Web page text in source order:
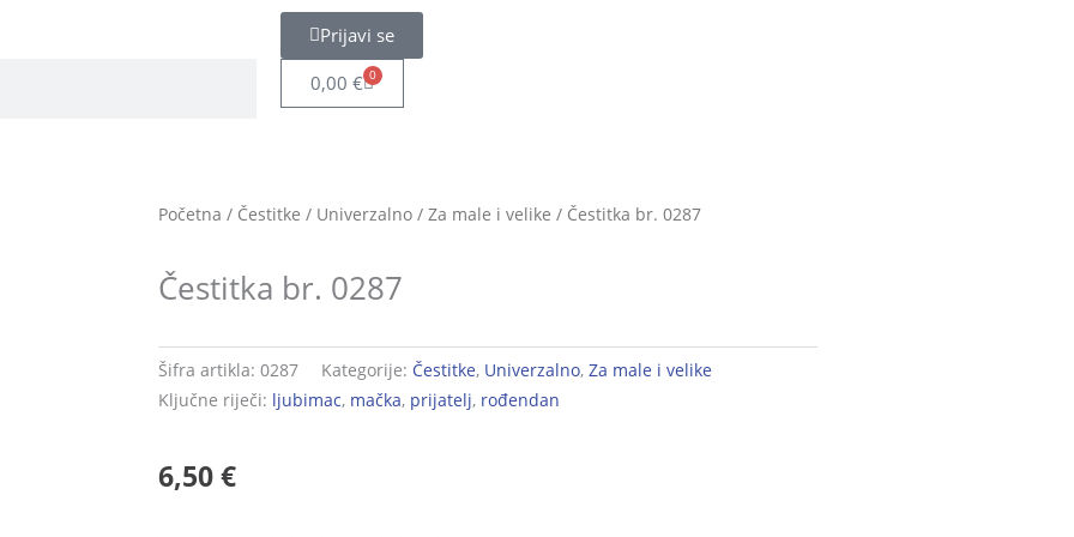
Prijavi se
0,00 € 0
Cart
Početna / Čestitke / Univerzalno / Za male i velike / Čestitka br. 0287
Čestitka br. 0287
Šifra artikla: 0287 Kategorije: Čestitke, Univerzalno, Za male i velike
Ključne riječi: ljubimac, mačka, prijatelj, rođendan
6,50€